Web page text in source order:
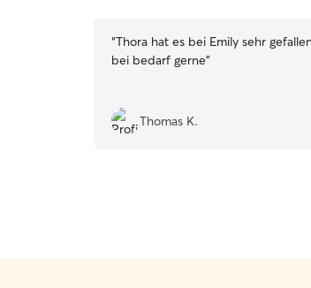
“Thora hat es bei Emily sehr
bei bedarf gerne”
Thomas K.